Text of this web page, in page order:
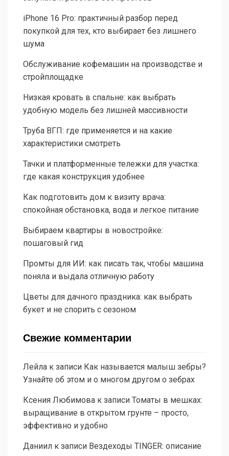
iPhone 16 Pro: практичный разбор перед
покупкой для тех, кто выбирает без лишнего
шума
Обслуживание кофемашин на производстве и
стройплощадке
Низкая кровать в спальне: как выбрать
удобную модель без лишней массивности
Труба ВГП: где применяется и на какие
характеристики смотреть
Тачки и платформенные тележки для участка:
где какая конструкция удобнее
Как подготовить дом к визиту врача:
спокойная обстановка, вода и легкое питание
Выбираем квартиры в новостройке:
пошаговый гид
Промты для ИИ: как писать так, чтобы машина
поняла и выдала отличную работу
Цветы для дачного праздника: как выбрать
букет и не спорить с сезоном
Свежие комментарии
Лейла к записи Как называется малыш зебры?
Узнайте об этом и о многом другом о зебрах
Ксения Любимова к записи Томаты в мешках:
выращивание в открытом грунте – просто,
эффективно и удобно
Даниил к записи Вездеходы TINGER: описание